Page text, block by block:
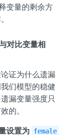
变量的剩余方
对比变量相
证为什么遗漏
们模型的稳健
漏变量强度只
的。
设置为 female